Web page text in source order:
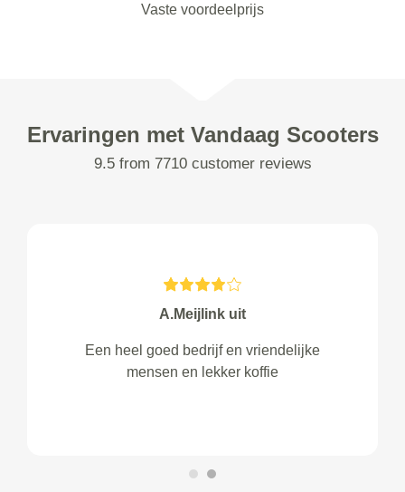
Vaste voordeelprijs
Ervaringen met Vandaag Scooters
9.5 from 7710 customer reviews
A.Meijlink uit
Een heel goed bedrijf en vriendelijke
mensen en lekker koffie